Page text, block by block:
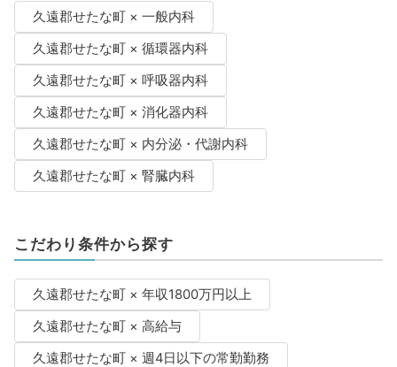
久遠郡せたな町 × 一般内科
久遠郡せたな町 × 循環器内科
久遠郡せたな町 × 呼吸器内科
久遠郡せたな町 × 消化器内科
久遠郡せたな町 × 内分泌・代謝内科
久遠郡せたな町 × 腎臓内科
こだわり条件から探す
久遠郡せたな町 × 年収1800万円以上
久遠郡せたな町 × 高給与
久遠郡せたな町 × 週4日以下の常勤勤務